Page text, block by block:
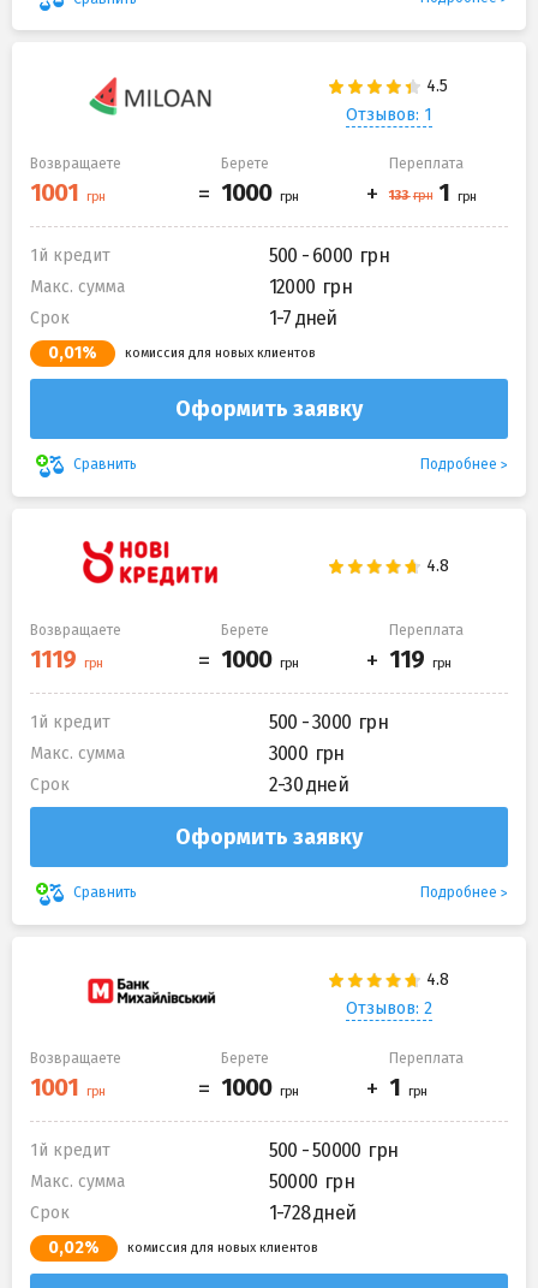
Отзывов: 1
Возвращаете Берете Переплата
1й кредит 500 - 6000
Макс. сумма 12000
Срок 1-7 дней
0,01% комиссия для новых клиентов
Оформить заявку
Сравнить Подробнее
Возвращаете Берете Переплата
1й кредит 500 - 3000
Макс. сумма 3000
Срок 2-30 дней
Оформить заявку
Сравнить Подробнее
Отзывов: 2
Возвращаете Берете Переплата
1й кредит 500 - 50000
Макс. сумма 50000
Срок 1-728 дней
0,02% комиссия для новых клиентов